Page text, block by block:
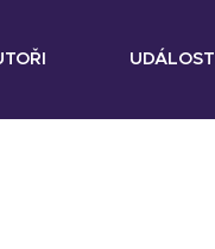
UDÁLOSTI